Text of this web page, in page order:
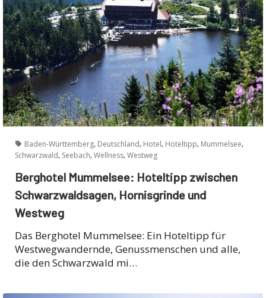
Baden-Württemberg, Deutschland, Hotel, Hoteltipp, Mummelsee,
Schwarzwald, Seebach, Wellness, Westweg
Berghotel Mummelsee: Hoteltipp zwischen
Schwarzwaldsagen, Hornisgrinde und
Westweg
Das Berghotel Mummelsee: Ein Hoteltipp für
Westwegwandernde, Genussmenschen und alle,
die den Schwarzwald mi…